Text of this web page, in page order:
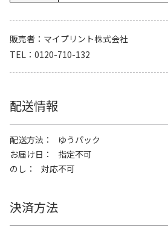
販売者
マイプリント株式会社
TEL
0120-710-132
配送情報
配送方法
ゆうパック
お届け日
指定不可
のし
対応不可
決済方法